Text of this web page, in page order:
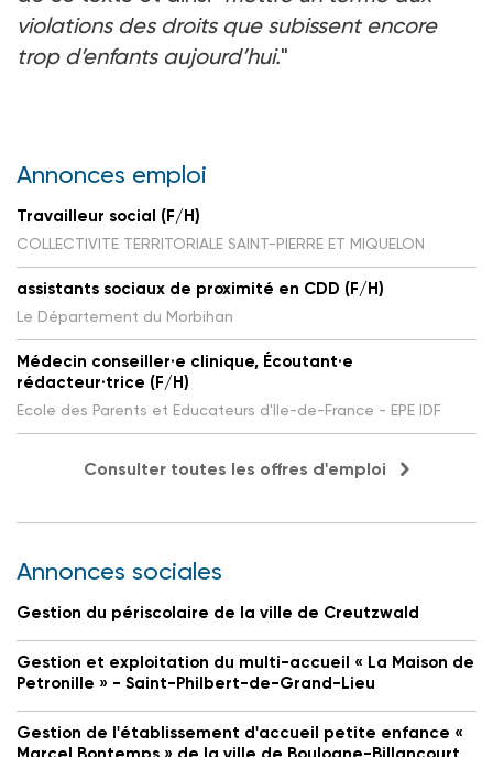
violations des droits que subissent encore
trop d’enfants aujourd’hui."
Annonces emploi
Travailleur social (F/H)
COLLECTIVITE TERRITORIALE SAINT-PIERRE ET MIQUELON
assistants sociaux de proximité en CDD (F/H)
Le Département du Morbihan
Médecin conseiller·e clinique, Écoutant·e
rédacteur·trice (F/H)
Ecole des Parents et Educateurs d'Ile-de-France - EPE IDF
Consulter toutes les offres d'emploi
Annonces sociales
Gestion du périscolaire de la ville de Creutzwald
Gestion et exploitation du multi-accueil « La Maison de
Petronille » - Saint-Philbert-de-Grand-Lieu
Gestion de l'établissement d'accueil petite enfance «